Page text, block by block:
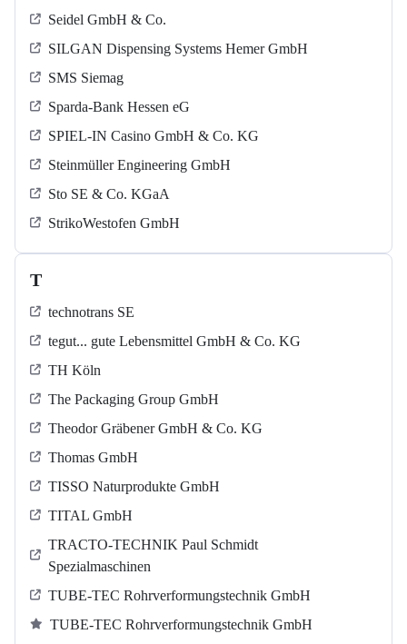
Seidel GmbH & Co.
SILGAN Dispensing Systems Hemer GmbH
SMS Siemag
Sparda-Bank Hessen eG
SPIEL-IN Casino GmbH & Co. KG
Steinmüller Engineering GmbH
Sto SE & Co. KGaA
StrikoWestofen GmbH
T
technotrans SE
tegut... gute Lebensmittel GmbH & Co. KG
TH Köln
The Packaging Group GmbH
Theodor Gräbener GmbH & Co. KG
Thomas GmbH
TISSO Naturprodukte GmbH
TITAL GmbH
TRACTO-TECHNIK Paul Schmidt
Spezialmaschinen
TUBE-TEC Rohrverformungstechnik GmbH
TUBE-TEC Rohrverformungstechnik GmbH